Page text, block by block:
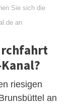
Sie sich die
an
riesigen
an